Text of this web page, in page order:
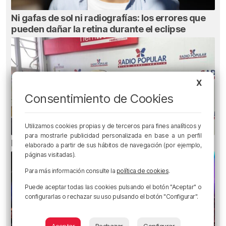
Ni gafas de sol ni radiografías: los errores que
pueden dañar la retina durante el eclipse
El bilbaíno que opta a un récord Guinness
X
Consentimiento de Cookies
Utilizamos cookies propias y de terceros para fines analíticos y
para mostrarle publicidad personalizada en base a un perfil
elaborado a partir de sus hábitos de navegación (por ejemplo,
páginas visitadas).
Para más información consulte la política de cookies.
Puede aceptar todas las cookies pulsando el botón "Aceptar" o
configurarlas o rechazar su uso pulsando el botón "Configurar".